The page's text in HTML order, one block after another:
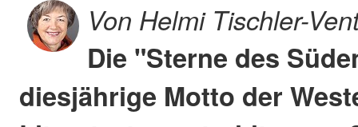
Von Helmi Tischler-
Die "Sterne des
diesjährige Motto der